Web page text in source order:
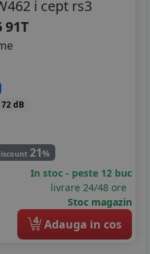
i cept rs3
91T
72 dB
21%
In stoc - peste 12 buc
livrare 24/48 ore
Stoc magazin
4 Adauga in cos